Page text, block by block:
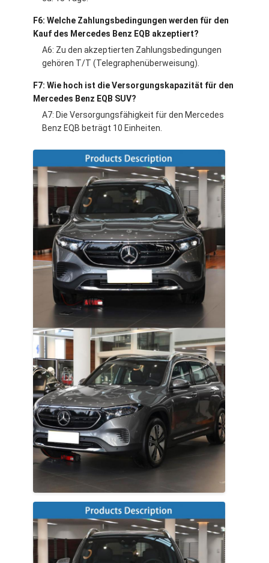
F6: Welche Zahlungsbedingungen werden für den
Kauf des Mercedes Benz EQB akzeptiert?
A6: Zu den akzeptierten Zahlungsbedingungen
gehören T/T (Telegraphenüberweisung).
F7: Wie hoch ist die Versorgungskapazität für den
Mercedes Benz EQB SUV?
A7: Die Versorgungsfähigkeit für den Mercedes
Benz EQB beträgt 10 Einheiten.